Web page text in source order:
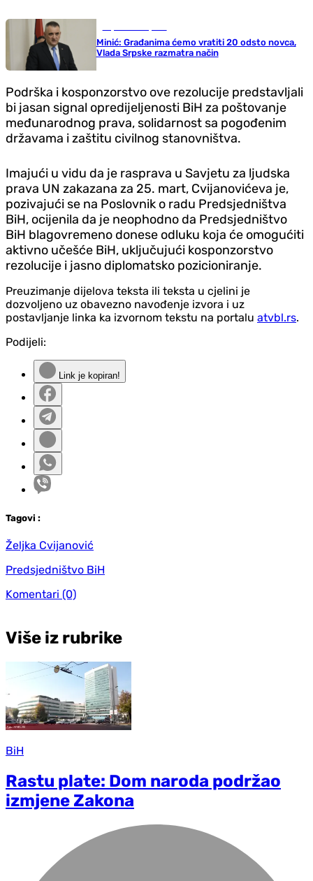
Minić: Građanima ćemo vratiti 20 odsto novca,
Vlada Srpske razmatra način
Podrška i kosponzorstvo ove rezolucije predstavljali
bi jasan signal opredijeljenosti BiH za poštovanje
međunarodnog prava, solidarnost sa pogođenim
državama i zaštitu civilnog stanovništva.
Imajući u vidu da je rasprava u Savjetu za ljudska
prava UN zakazana za 25. mart, Cvijanovićeva je,
pozivajući se na Poslovnik o radu Predsjedništva
BiH, ocijenila da je neophodno da Predsjedništvo
BiH blagovremeno donese odluku koja će omogućiti
aktivno učešće BiH, uključujući kosponzorstvo
rezolucije i jasno diplomatsko pozicioniranje.
Preuzimanje dijelova teksta ili teksta u cjelini je
dozvoljeno uz obavezno navođenje izvora i uz
postavljanje linka ka izvornom tekstu na portalu atvbl.rs.
Podijeli:
Link je kopiran!
Tagovi :
Željka Cvijanović
Predsjedništvo BiH
Komentari (0)
Više iz rubrike
BiH
Rastu plate: Dom naroda podržao
izmjene Zakona